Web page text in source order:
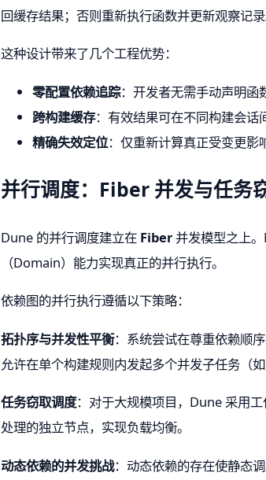
回缓存结果；否则重新执行函数并更新观察记录
这种设计带来了几个工程优势：
零配置依赖追踪：开发者无需手动声明函
跨构建缓存：有效结果可在不同构建会话
精确失效定位：仅重新计算真正受变更影
并行调度：Fiber 并发与任务
Dune 的并行调度建立在 Fiber并发模型之上
（Domain）能力实现真正的并行执行。
依赖图的并行执行遵循以下策略：
拓扑序与并发性平衡：系统尝试在尊重依赖顺
允许在单个构建规则内发起多个并发子任务（
任务窃取调度：对于大规模项目，Dune 采用
处理的独立节点，实现负载均衡。
动态依赖的并发挑战：动态依赖的存在使静态